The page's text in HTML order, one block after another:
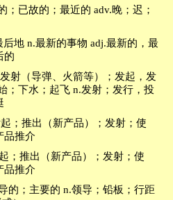
；已故的；最近的 adv.晚；迟；
后地 n.最新的事物 adj.最新的，最
的
射（导弹、火箭等）；发起，发
；下水；起飞 n.发射；发行，投
；推出（新产品）；发射；使
品推介
；推出（新产品）；发射；使
品推介
的；主要的 n.领导；铅板；行距